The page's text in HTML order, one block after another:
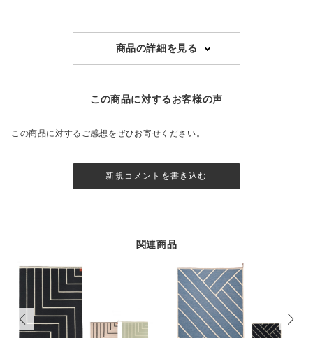
商品の詳細を見る
この商品に対するお客様の声
この商品に対するご感想をぜひお寄せください。
新規コメントを書き込む
関連商品